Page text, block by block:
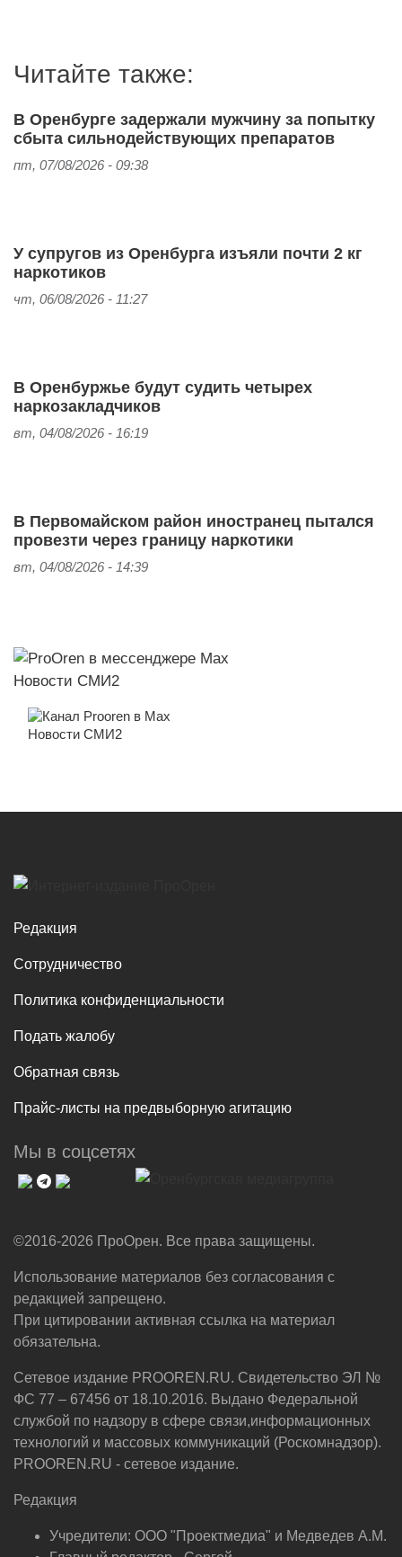
Читайте также:
В Оренбурге задержали мужчину за попытку
сбыта сильнодействующих препаратов
пт, 07/08/2026 - 09:38
У супругов из Оренбурга изъяли почти 2 кг
наркотиков
чт, 06/08/2026 - 11:27
В Оренбуржье будут судить четырех
наркозакладчиков
вт, 04/08/2026 - 16:19
В Первомайском район иностранец пытался
провезти через границу наркотики
вт, 04/08/2026 - 14:39
Новости СМИ2
Новости СМИ2
Редакция
Сотрудничество
Политика конфиденциальности
Подать жалобу
Обратная связь
Прайс-листы на предвыборную агитацию
Мы в соцсетях
©2016-2026 ПроОрен. Все права защищены.
Использование материалов без согласования с
редакцией запрещено.
При цитировании активная ссылка на материал
обязательна.
Сетевое издание PROOREN.RU. Свидетельство ЭЛ №
ФС 77 – 67456 от 18.10.2016. Выдано Федеральной
службой по надзору в сфере связи,информационных
технологий и массовых коммуникаций (Роскомнадзор).
PROOREN.RU - сетевое издание.
Редакция
Учредители: ООО "Проектмедиа" и Медведев А.М.